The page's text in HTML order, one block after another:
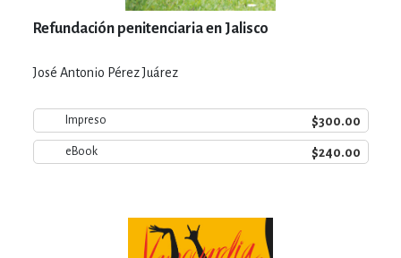
Refundación penitenciaria en Jalisco
José Antonio Pérez Juárez
Impreso $300.00
eBook $240.00